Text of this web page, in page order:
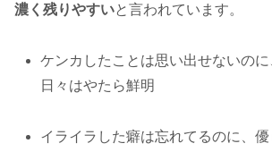
濃く残りやすいと言われています。
ケンカしたことは思い出せないの
日々はやたら鮮明
イライラした癖は忘れてるのに、